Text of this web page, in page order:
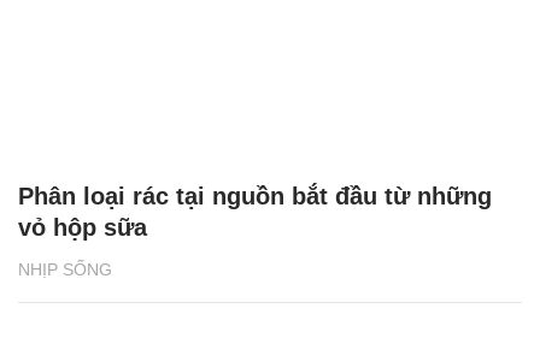
NHỊP SỐNG
Phân loại rác tại nguồn bắt đầu từ những
vỏ hộp sữa